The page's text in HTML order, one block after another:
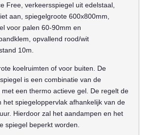
Free, verkeersspiegel uit edelstaal,
aan, spiegelgroote 600x800mm,
voor palen 60-90mm en
opvallend rood/wit
10m.
koelruimten of voor buiten. De
is een combinatie van de
een thermo actieve gel. De regelt de
het spiegeloppervlak afhankelijk van de
Hierdoor zal het aandampen en het
spiegel beperkt worden.